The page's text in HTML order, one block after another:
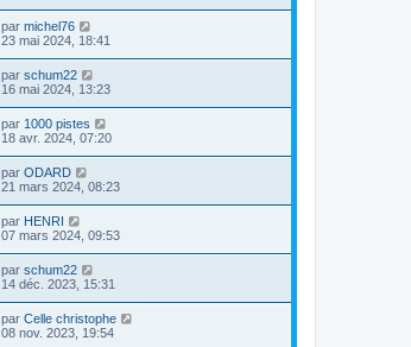
par michel76
23 mai 2024, 18:41
par schum22
16 mai 2024, 13:23
par 1000 pistes
18 avr. 2024, 07:20
par ODARD
21 mars 2024, 08:23
par HENRI
07 mars 2024, 09:53
par schum22
14 déc. 2023, 15:31
par Celle christophe
08 nov. 2023, 19:54